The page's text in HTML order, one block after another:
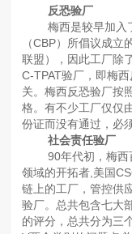
反恐验厂
梅西是较早加入了
（CBP）所倡议成
联盟），因此工厂除
C-TPAT验厂，即梅
关。梅西反恐验厂按
格。有不少工厂仅仅
份证而没有通过，必
社会责任验厂
90年代初，梅西百
领域的开拓者,美国
链上的工厂，管控供
验厂。总共包含七大
的评分，总共分为三